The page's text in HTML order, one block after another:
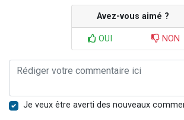
Avez-vous aimé ?
OUI NON
Je veux être averti des nouveaux